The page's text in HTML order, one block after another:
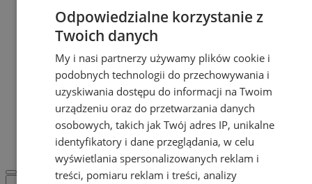
Świętochłowice
Skup - nieruchomosci.org
OGŁOSZENIA
OGŁOSZENIA
Dodaj ogłoszenie
POLECAMY
Protocol IT
Pracuj.pl - praca w Świętochłowicach
REKLAMA
WSPÓŁPRACA
Odpowiedzialne korzystanie z
Twoich danych
My i nasi partnerzy używamy plików cookie i
podobnych technologii do przechowywania i
uzyskiwania dostępu do informacji na Twoim
urządzeniu oraz do przetwarzania danych
osobowych, takich jak Twój adres IP, unikalne
identyfikatory i dane przeglądania, w celu
wyświetlania spersonalizowanych reklam i
treści, pomiaru reklam i treści, analizy